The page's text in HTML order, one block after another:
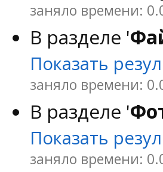
заняло времени:
В разделе '
Показать
заняло времени:
В разделе '
Показать
заняло времени: